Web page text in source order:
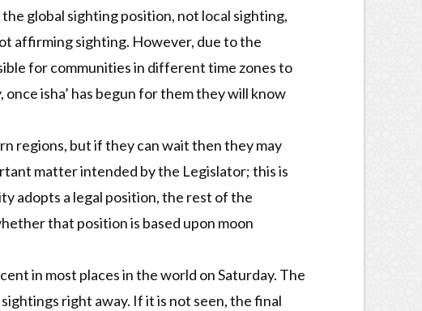
global sighting position, not local sighting,
affirming sighting. However, due to the
for communities in different time zones to
isha’ has begun for them they will know
regions, but if they can wait then they may
matter intended by the Legislator; this is
adopts a legal position, the rest of the
that position is based upon moon
in most places in the world on Saturday. The
right away. If it is not seen, the final